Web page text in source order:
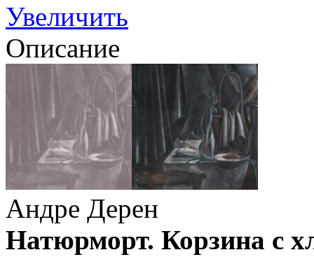
Увеличить
Описание
Андре Дерен
Натюрморт. Корзина с